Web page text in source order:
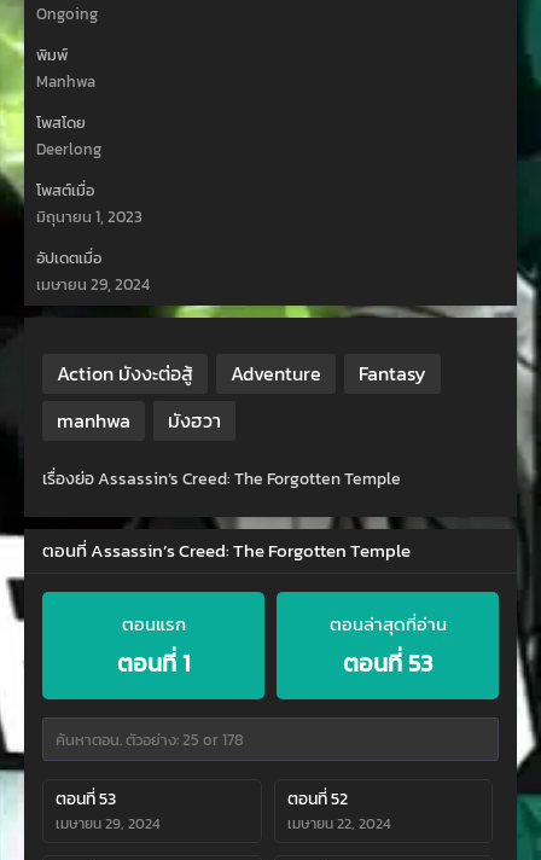
Ongoing
พิมพ์
Manhwa
โพสโดย
Deerlong
โพสต์เมื่อ
มิถุนายน 1, 2023
อัปเดตเมื่อ
เมษายน 29, 2024
Action มังงะต่อสู้ Adventure
Fantasy
manhwa
มังฮวา
เรื่องย่อ Assassin’s Creed: The Forgotten Temple
ตอนที่ Assassin’s Creed: The Forgotten Temple
ตอนแรก
ตอนที่ 1
ตอนล่าสุดที่อ่าน
ตอนที่ 53
ตอนที่ 53
เมษายน 29, 2024
ตอนที่ 52
เมษายน 22, 2024